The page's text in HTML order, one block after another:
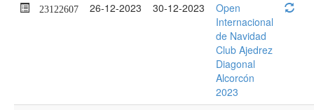
23122607 26-12-2023 30-12-2023
Open
Internacional
de Navidad
Club Ajedrez
Diagonal
Alcorcón
2023